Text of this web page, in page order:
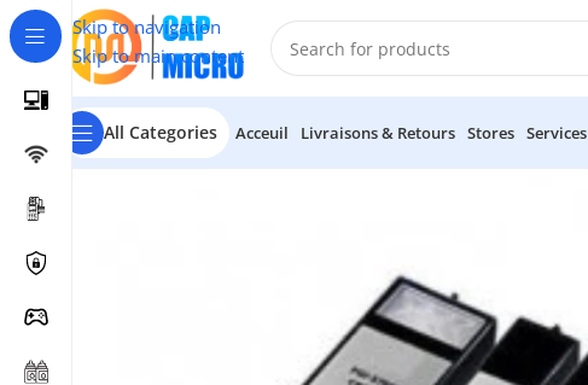
Skip to navigation
Skip to main content
All Categories Acceuil Livraisons & Retours Stores Services
Accueil/CONSOMMABLES